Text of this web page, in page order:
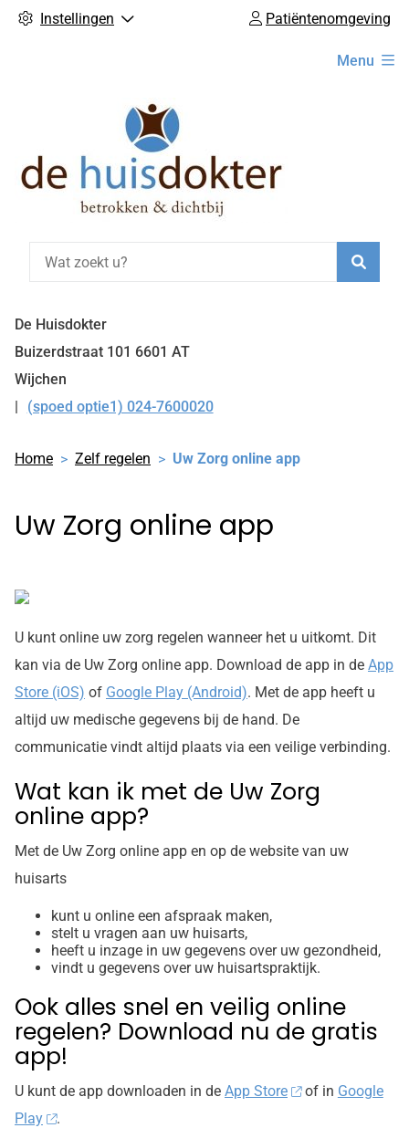
Instellingen Patiëntenomgeving
Menu
De Huisdokter
Buizerdstraat 101 6601 AT
Wijchen
Tel:
(spoed optie1) 024-7600020
Home Zelf regelen Uw Zorg online app
Uw Zorg online app
U kunt online uw zorg regelen wanneer het u uitkomt. Dit
kan via de Uw Zorg online app. Download de app in de App
Store (iOS) of Google Play (Android). Met de app heeft u
altijd uw medische gegevens bij de hand. De
communicatie vindt altijd plaats via een veilige verbinding.
Wat kan ik met de Uw Zorg
online app?
Met de Uw Zorg online app en op de website van uw
huisarts
kunt u online een afspraak maken,
stelt u vragen aan uw huisarts,
heeft u inzage in uw gegevens over uw gezondheid,
vindt u gegevens over uw huisartspraktijk.
Ook alles snel en veilig online
regelen? Download nu de gratis
app!
U kunt de app downloaden in de App Store of in Google
Play
.